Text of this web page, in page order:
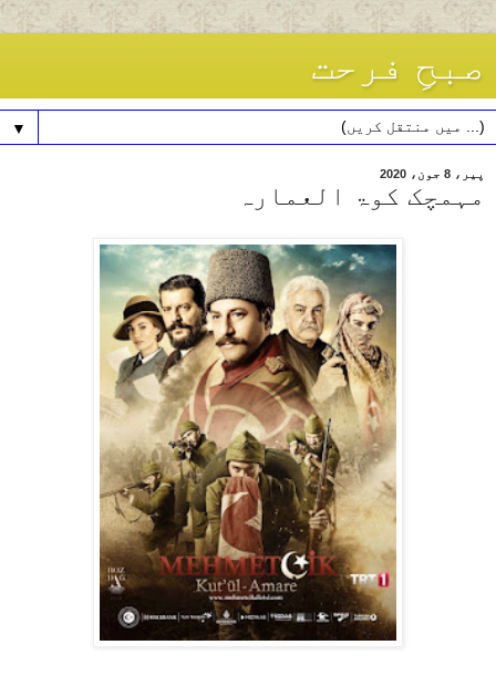
صبحِ فرحت
▼
پیر، 8 جون، 2020
مہمچک کوۃ العمارہ